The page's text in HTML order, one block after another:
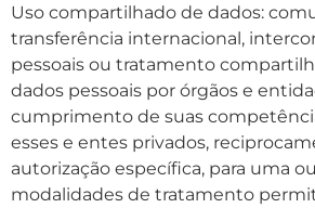
Uso compartilhado de dados:
transferência internacional,
pessoais ou tratamento
dados pessoais por órgãos e
cumprimento de suas
esses e entes privados,
autorização específica, para uma
modalidades de tratamento